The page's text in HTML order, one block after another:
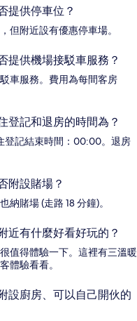
提供停車位？
但附近設有優惠停車場。
提供機場接駁車服務？
車服務。費用為每間客房
登記和退房的時間為？
登記結束時間：00:00。退房
附設賭場？
賭場 (走路 18 分鐘)。
近有什麼好看好玩的？
值得體驗一下。這裡有三溫暖
體驗看看。
設廚房、可以自己開伙的